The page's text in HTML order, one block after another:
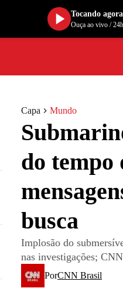
Capa Mundo
do tempo
busca
Implosão do
nas investigações;
PorCNN Brasil
Tocando
Ouça ao vivo/24h